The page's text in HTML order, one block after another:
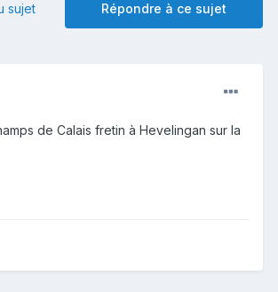
Répondre à ce sujet
sujet
de Calais fretin à Hevelingan sur la